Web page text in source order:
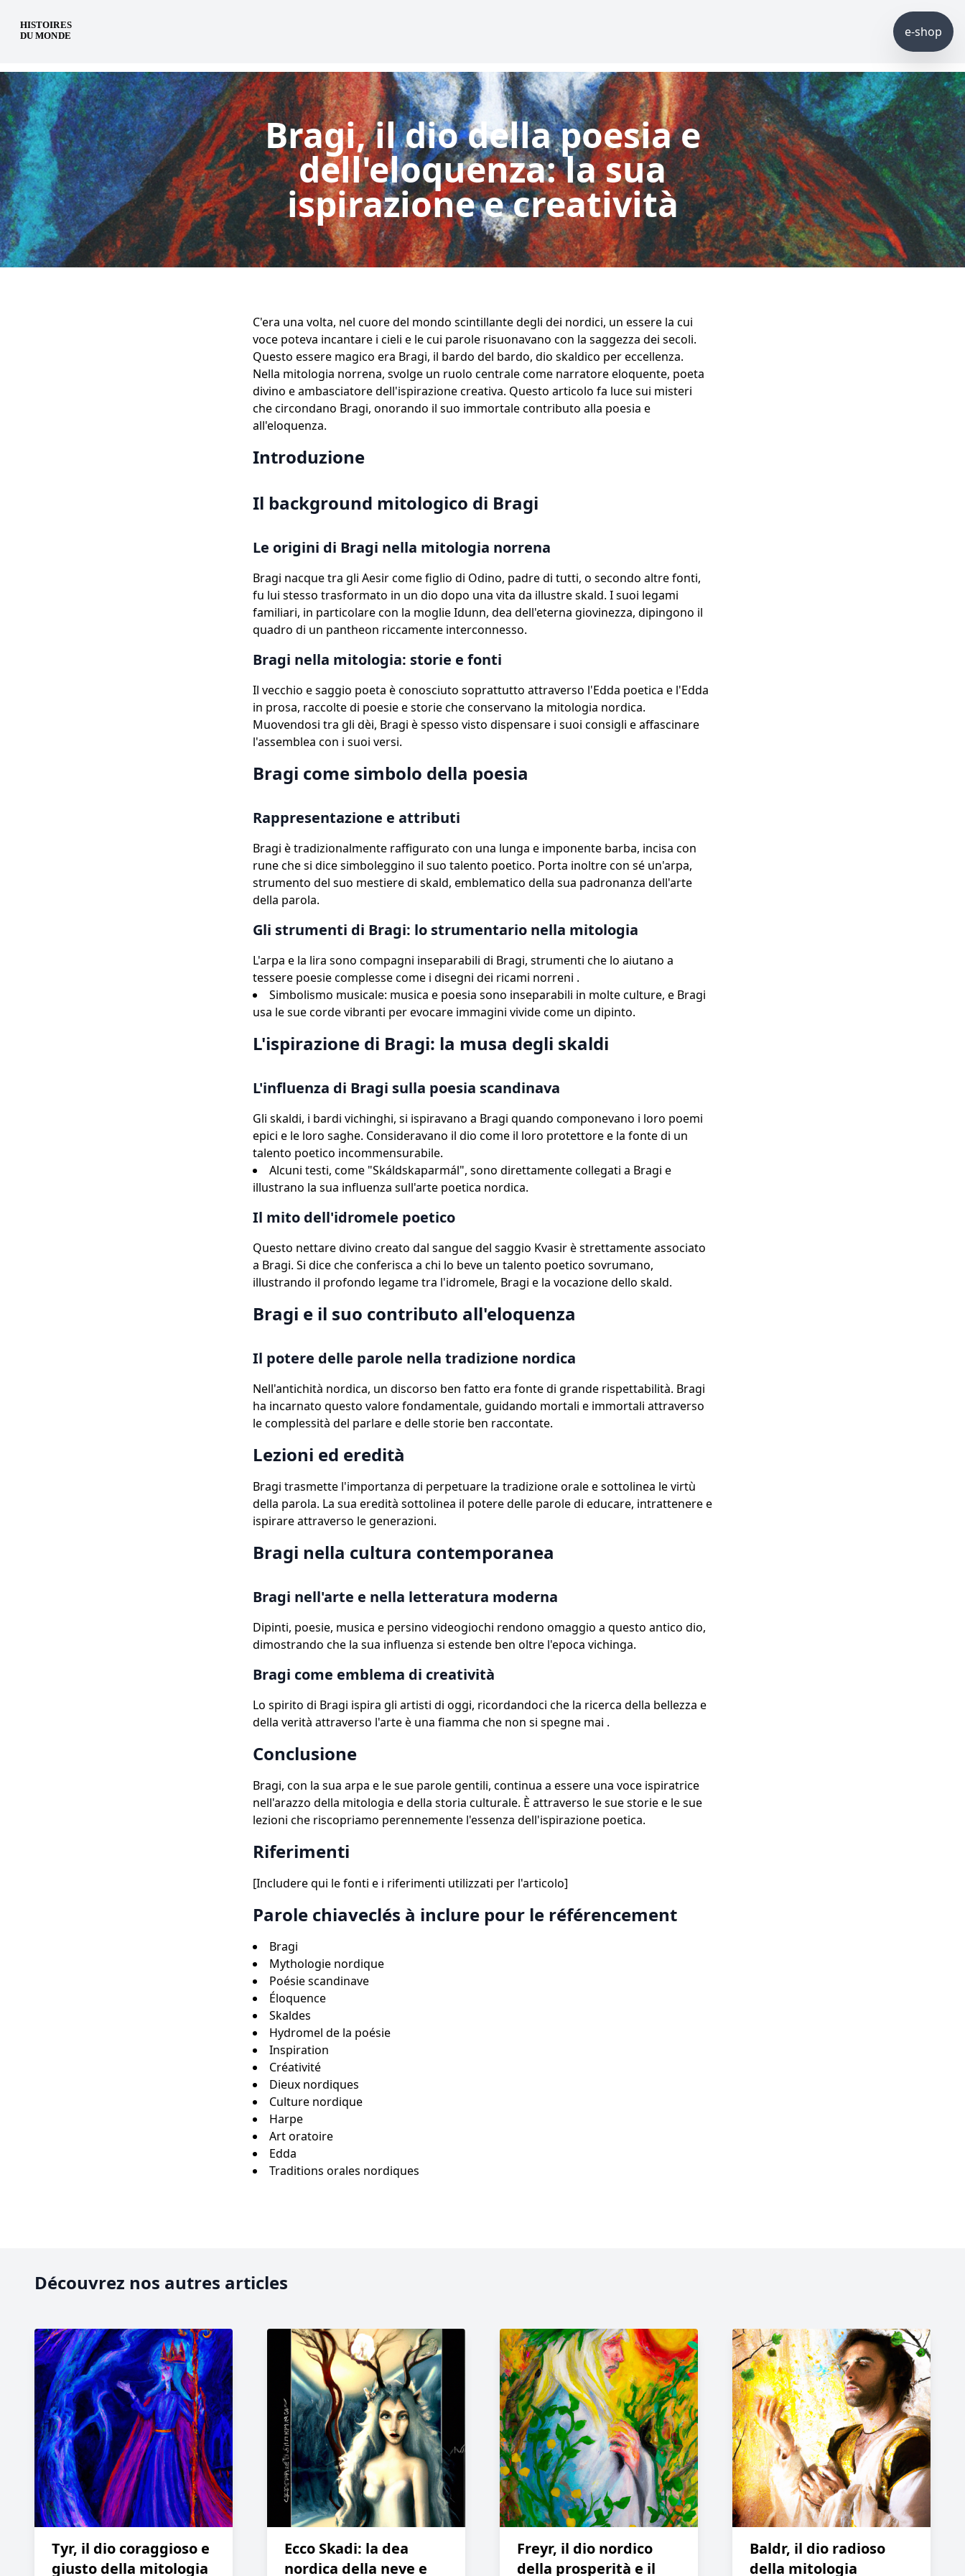
e-shop
Bragi, il dio della poesia e
dell'eloquenza: la sua
ispirazione e creatività
C'era una volta, nel cuore del mondo scintillante degli dei nordici, un essere la cui
voce poteva incantare i cieli e le cui parole risuonavano con la saggezza dei secoli.
Questo essere magico era Bragi, il bardo del bardo, dio skaldico per eccellenza.
Nella mitologia norrena, svolge un ruolo centrale come narratore eloquente, poeta
divino e ambasciatore dell'ispirazione creativa. Questo articolo fa luce sui misteri
che circondano Bragi, onorando il suo immortale contributo alla poesia e
all'eloquenza.
Introduzione
Il background mitologico di Bragi
Le origini di Bragi nella mitologia norrena
Bragi nacque tra gli Aesir come figlio di Odino, padre di tutti, o secondo altre fonti,
fu lui stesso trasformato in un dio dopo una vita da illustre skald. I suoi legami
familiari, in particolare con la moglie Idunn, dea dell'eterna giovinezza, dipingono il
quadro di un pantheon riccamente interconnesso.
Bragi nella mitologia: storie e fonti
Il vecchio e saggio poeta è conosciuto soprattutto attraverso l'Edda poetica e l'Edda
in prosa, raccolte di poesie e storie che conservano la mitologia nordica.
Muovendosi tra gli dèi, Bragi è spesso visto dispensare i suoi consigli e affascinare
l'assemblea con i suoi versi.
Bragi come simbolo della poesia
Rappresentazione e attributi
Bragi è tradizionalmente raffigurato con una lunga e imponente barba, incisa con
rune che si dice simboleggino il suo talento poetico. Porta inoltre con sé un'arpa,
strumento del suo mestiere di skald, emblematico della sua padronanza dell'arte
della parola.
Gli strumenti di Bragi: lo strumentario nella mitologia
L'arpa e la lira sono compagni inseparabili di Bragi, strumenti che lo aiutano a
tessere poesie complesse come i disegni dei ricami norreni .
Simbolismo musicale: musica e poesia sono inseparabili in molte culture, e Bragi
usa le sue corde vibranti per evocare immagini vivide come un dipinto.
L'ispirazione di Bragi: la musa degli skaldi
L'influenza di Bragi sulla poesia scandinava
Gli skaldi, i bardi vichinghi, si ispiravano a Bragi quando componevano i loro poemi
epici e le loro saghe. Consideravano il dio come il loro protettore e la fonte di un
talento poetico incommensurabile.
Alcuni testi, come "Skáldskaparmál", sono direttamente collegati a Bragi e
illustrano la sua influenza sull'arte poetica nordica.
Il mito dell'idromele poetico
Questo nettare divino creato dal sangue del saggio Kvasir è strettamente associato
a Bragi. Si dice che conferisca a chi lo beve un talento poetico sovrumano,
illustrando il profondo legame tra l'idromele, Bragi e la vocazione dello skald.
Bragi e il suo contributo all'eloquenza
Il potere delle parole nella tradizione nordica
Nell'antichità nordica, un discorso ben fatto era fonte di grande rispettabilità. Bragi
ha incarnato questo valore fondamentale, guidando mortali e immortali attraverso
le complessità del parlare e delle storie ben raccontate.
Lezioni ed eredità
Bragi trasmette l'importanza di perpetuare la tradizione orale e sottolinea le virtù
della parola. La sua eredità sottolinea il potere delle parole di educare, intrattenere e
ispirare attraverso le generazioni.
Bragi nella cultura contemporanea
Bragi nell'arte e nella letteratura moderna
Dipinti, poesie, musica e persino videogiochi rendono omaggio a questo antico dio,
dimostrando che la sua influenza si estende ben oltre l'epoca vichinga.
Bragi come emblema di creatività
Lo spirito di Bragi ispira gli artisti di oggi, ricordandoci che la ricerca della bellezza e
della verità attraverso l'arte è una fiamma che non si spegne mai .
Conclusione
Bragi, con la sua arpa e le sue parole gentili, continua a essere una voce ispiratrice
nell'arazzo della mitologia e della storia culturale. È attraverso le sue storie e le sue
lezioni che riscopriamo perennemente l'essenza dell'ispirazione poetica.
Riferimenti
[Includere qui le fonti e i riferimenti utilizzati per l'articolo]
Parole chiaveclés à inclure pour le référencement
Bragi
Mythologie nordique
Poésie scandinave
Éloquence
Skaldes
Hydromel de la poésie
Inspiration
Créativité
Dieux nordiques
Culture nordique
Harpe
Art oratoire
Edda
Traditions orales nordiques
Découvrez nos autres articles
Tyr, il dio coraggioso e
giusto della mitologia
Ecco Skadi: la dea
nordica della neve e
Freyr, il dio nordico
della prosperità e il
Baldr, il dio radioso
della mitologia